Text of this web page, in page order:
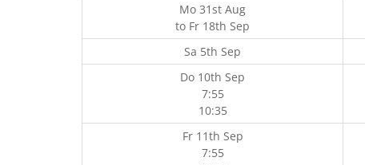
Mo 31st Aug
to Fr 18th Sep
Sa 5th Sep
Do 10th Sep
7:55
10:35
Fr 11th Sep
7:55